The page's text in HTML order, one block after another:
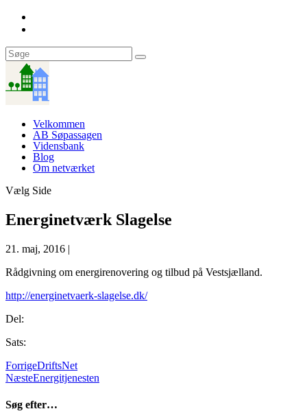
Velkommen
AB Søpassagen
Vidensbank
Blog
Om netværket
Vælg Side
Energinetværk Slagelse
21. maj, 2016 |
Rådgivning om energirenovering og tilbud på Vestsjælland.
http://energinetvaerk-slagelse.dk/
Del:
Sats:
ForrigeDriftsNet
NæsteEnergitjenesten
Søg efter…